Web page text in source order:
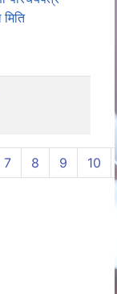
7 8 9 10